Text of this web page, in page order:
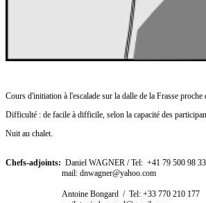
Cours d'initiation à l'escalade sur la dalle de la Frasse proche
Difficulté : de facile à difficile, selon la capacité des
Nuit au chalet.
Chefs-adjoints: Daniel WAGNER / Tel: +41 79 500 98 33
mail: dnwagner@yahoo.com
Antoine Bongard / Tel: +33 770 210 177